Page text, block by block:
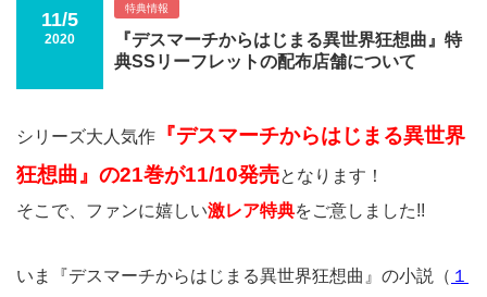
11/5
2020
特典情報
『デスマーチからはじまる異世界狂想曲』特
典SSリーフレットの配布店舗について
シリーズ大人気作
『デスマーチからはじまる異世界
狂想曲』の21巻が11/10発売となります！
そこで、ファンに嬉しい激レア特典をご意しました!!
いま『デスマーチからはじまる異世界狂想曲』の小説（ １